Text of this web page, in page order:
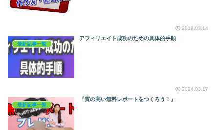
2019.03.14
最新記事一覧
アフィリエイト成功のための具体的手順
2024.03.17
最新記事一覧
『質の高い無料レポートをつくろう！』